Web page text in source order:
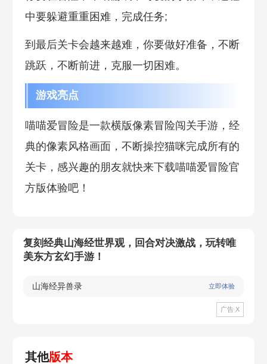
中要躲避重重困难，完成任务;
到最后关卡会越来越难，你要做好准备，不断
跳跃，不断前进，克服一切困难。
游戏亮点
喵喵爱冒险是一款横版像素冒险闯关手游，经
典的像素风格画面，不断操控猫咪完成所有的
关卡，感兴趣的朋友就快来下载喵喵爱冒险官
方版体验吧！
复刻经典山海经世界观，回合对决激战，玩转唯
美东方玄幻手游！
山海经异兽录 立即体验
广告 X
其他版本